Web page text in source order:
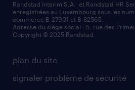
plan du site
signaler problème de sécurité
Randstad Interim S.A. et Randstad HR
enregistrées au Luxembourg sous les
commerce B-27901 et B-82565.
Adresse du siège social : 5, rue des
Copyright © 2025 Randstad.